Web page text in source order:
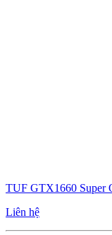
TUF GTX1660 Super
Liên hệ